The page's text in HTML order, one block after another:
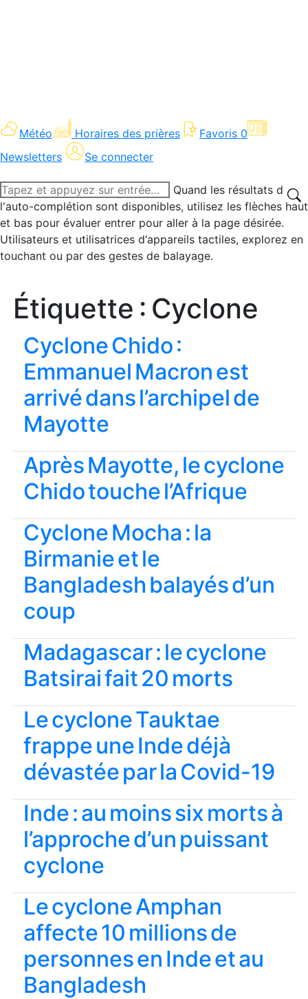
Météo Horaires des prières Favoris 0
Newsletters
Se connecter
Recherche
:
Quand les résultats de
l'auto-complétion sont disponibles, utilisez les flèches haut
et bas pour évaluer entrer pour aller à la page désirée.
Utilisateurs et utilisatrices d‘appareils tactiles, explorez en
touchant ou par des gestes de balayage.
Étiquette : Cyclone
Cyclone Chido :
Emmanuel Macron est
arrivé dans l’archipel de
Mayotte
Après Mayotte, le cyclone
Chido touche l’Afrique
Cyclone Mocha : la
Birmanie et le
Bangladesh balayés d’un
coup
Madagascar : le cyclone
Batsirai fait 20 morts
Le cyclone Tauktae
frappe une Inde déjà
dévastée par la Covid-19
Inde : au moins six morts à
l’approche d’un puissant
cyclone
Le cyclone Amphan
affecte 10 millions de
personnes en Inde et au
Bangladesh